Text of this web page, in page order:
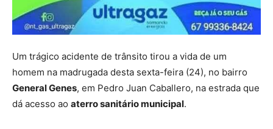
Um trágico acidente de trânsito tirou a vida de um
homem na madrugada desta sexta-feira (24), no bairro
General Genes, em Pedro Juan Caballero, na estrada que
dá acesso ao aterro sanitário municipal.